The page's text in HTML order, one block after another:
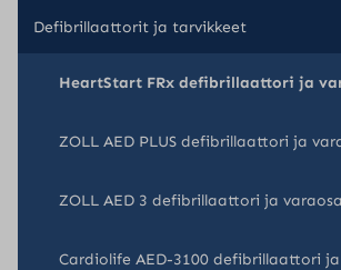
Defibrillaattorit ja tarvikkeet
HeartStart FRx defibrillaattori ja
ZOLL AED PLUS defibrillaattori ja
ZOLL AED 3 defibrillaattori ja
Cardiolife AED-3100 defibrillaattori